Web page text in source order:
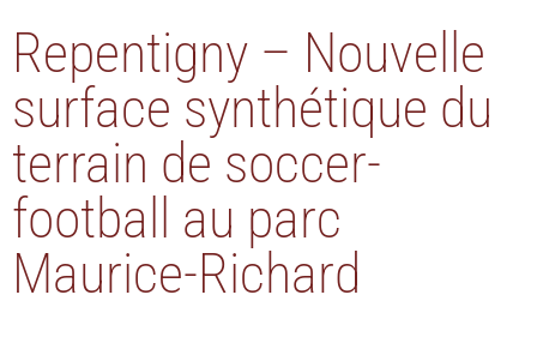
Repentigny – Nouvelle
surface synthétique du
terrain de soccer-
football au parc
Maurice-Richard